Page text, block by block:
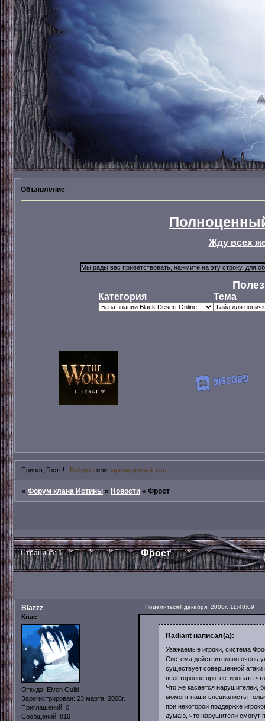
Объявление
Жду всех
Категория Тема
Привет, Гость! Войдитеили зарегистрируйтесь
»Форум клана Истины »Новости »Фрост
Фрост
Страница:1
Поделиться4 декабря, 2008г. 11:48:09
Blazzz
Квас
Откуда: Elven Guild
Зарегистрирован: 23 марта, 2008г.
Приглашений: 0
Сообщений: 810
Radiant написал(а):
Уважаемые игроки, система
Система действительно очень
существует совершенной
всесторонне протестировать
Что же касается нарушителей,
момент наши специалисты
при некоторой поддержке
думаю, что нарушители смогут